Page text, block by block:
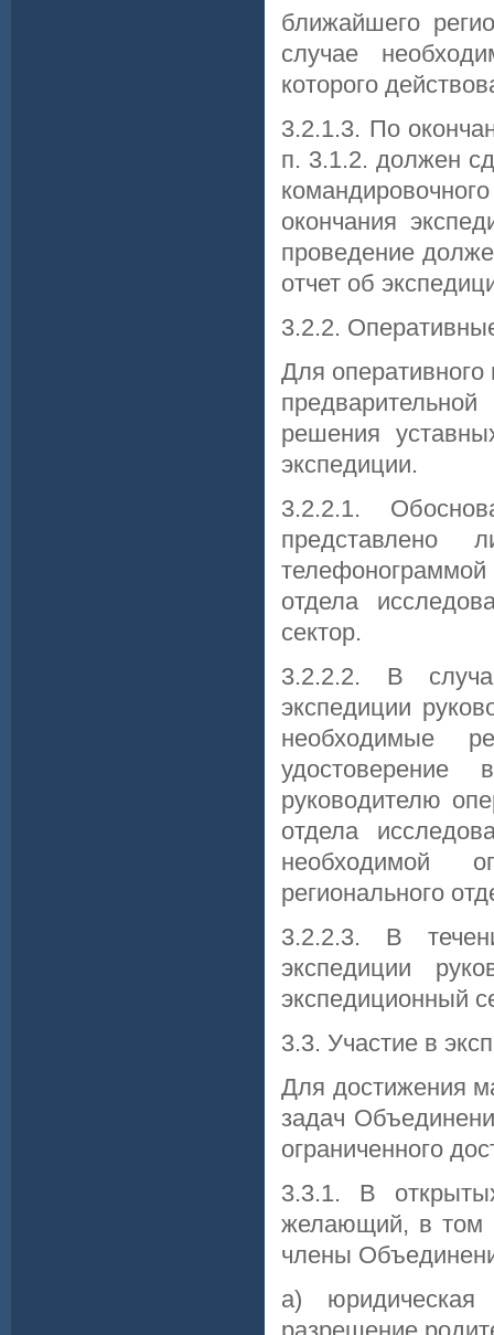
ближайшего
случае
которого
3.2.1.3. По
п. 3.1.2. должен
окончания
проведение
отчет об
3.2.2.
Для
решения
экспедиции.
3.2.2.1.
представлено
отдела
сектор.
3.2.2.2. В
экспедиции
необходимые
руководителю
отдела
необходимой
регионального
3.2.2.3. В
экспедиции
экспедиционный
3.3. Участие в
Для достижения
задач
ограниченного
3.3.1. В
желающий, в том
члены
а) юридическая